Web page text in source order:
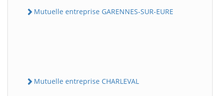
Mutuelle entreprise GARENNES-SUR-EURE
Mutuelle entreprise CHARLEVAL